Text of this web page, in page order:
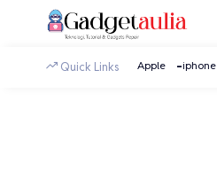
Quick Links Apple iphone